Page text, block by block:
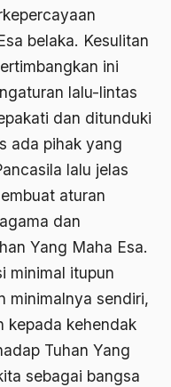
belaka. Kesulitan
ini
lalu-lintas
dan ditunduki
ada pihak yang
lalu jelas
aturan
dan
Yang Maha Esa.
minimal itupun
minimalnya sendiri,
kepada kehendak
Tuhan Yang
sebagai bangsa